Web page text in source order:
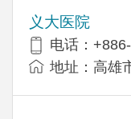
义大医院
电话：
地址：高雄